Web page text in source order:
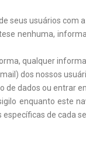
seus usuários com
nenhuma,
qualquer
dos nossos
de dados ou entrar
enquanto este
de cada